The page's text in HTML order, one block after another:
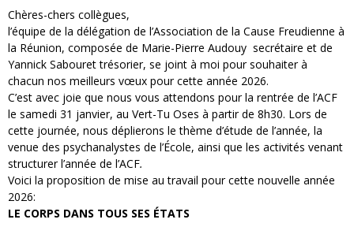
Chères-chers collègues,
l’équipe de la délégation de l’Association de la Cause Freudienne à
la Réunion, composée de Marie-Pierre Audouy secrétaire et de
Yannick Sabouret trésorier, se joint à moi pour souhaiter à
chacun nos meilleurs vœux pour cette année 2026.
C’est avec joie que nous vous attendons pour la rentrée de l’ACF
le samedi 31 janvier, au Vert-Tu Oses à partir de 8h30. Lors de
cette journée, nous déplierons le thème d’étude de l’année, la
venue des psychanalystes de l’École, ainsi que les activités venant
structurer l’année de l’ACF.
Voici la proposition de mise au travail pour cette nouvelle année
2026:
LE CORPS DANS TOUS SES ÉTATS